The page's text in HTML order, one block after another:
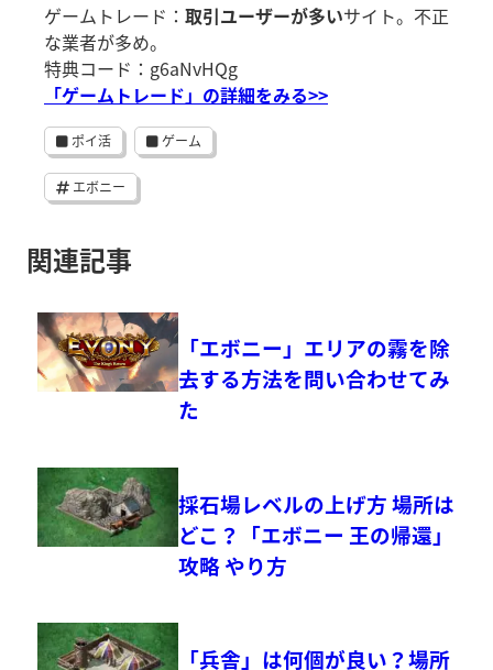
ゲームトレード： 取引ユーザーが多いサイト。不正
な業者が多め。
特典コード：g6aNvHQg
「ゲームトレード」の詳細をみる>>
ポイ活 ゲーム
エボニー
関連記事
「エボニー」エリアの霧を除
去する方法を問い合わせてみ
た
採石場レベルの上げ方 場所は
どこ？「エボニー 王の帰還」
攻略 やり方
「兵舎」は何個が良い？場所